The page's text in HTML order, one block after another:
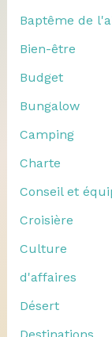
Baptême de
Bien-être
Budget
Bungalow
Camping
Charte
Conseil et
Croisière
Culture
d'affaires
Désert